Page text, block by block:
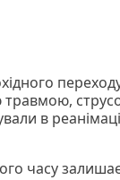
травмою,
в
часу